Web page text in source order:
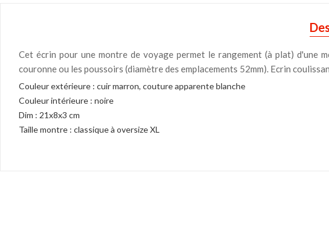
Cet écrin pour une montre de voyage permet le rangement (à plat) d'une
couronne ou les poussoirs (diamètre des emplacements 52mm). Ecrin
Couleur extérieure : cuir marron, couture apparente blanche
Couleur intérieure : noire
Dim : 21x8x3 cm
Taille montre : classique à oversize XL